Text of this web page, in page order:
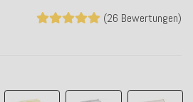
(26 Bewertungen)
gelb hellgrau natur